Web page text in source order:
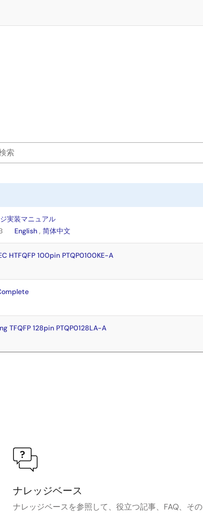
実装マニュアル
English, 简体中文
HTFQFP 100pin PTQP0100KE-A
TFQFP 128pin PTQP0128LA-A
ナレッジベース
ナレッジベースを参照して、役立つ記事、FAQ、その